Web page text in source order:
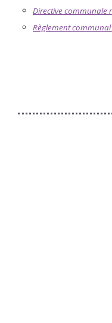
Directive communale
Règlement